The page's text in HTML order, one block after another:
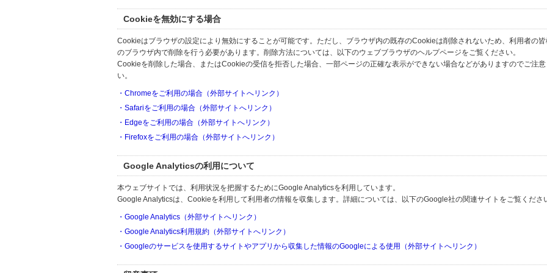
Cookieを無効にする場合
Cookieはブラウザの設定により無効にすることが可能です。ただし、ブラウザ内の既存のCookieは削除されないため、利用者の
のブラウザ内で削除を行う必要があります。削除方法については、以下のウェブブラウザのヘルプページをご覧ください。
Cookieを削除した場合、またはCookieの受信を拒否した場合、一部ページの正確な表示ができない場合などがありますのでご注意
い。
・Chromeをご利用の場合（外部サイトへリンク）
・Safariをご利用の場合（外部サイトへリンク）
・Edgeをご利用の場合（外部サイトへリンク）
・Firefoxをご利用の場合（外部サイトへリンク）
Google Analyticsの利用について
本ウェブサイトでは、利用状況を把握するためにGoogle Analyticsを利用しています。
Google Analyticsは、Cookieを利用して利用者の情報を収集します。詳細については、以下のGoogle社の関連サイトをご覧くださ
・Google Analytics（外部サイトへリンク）
・Google Analytics利用規約（外部サイトへリンク）
・Googleのサービスを使用するサイトやアプリから収集した情報のGoogleによる使用（外部サイトへリンク）